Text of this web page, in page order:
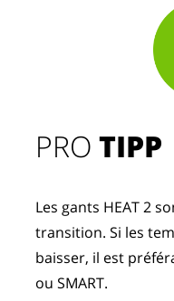
PROTIPP
Les gants HEAT 2
transition. Si les
baisser, il est
ou SMART.